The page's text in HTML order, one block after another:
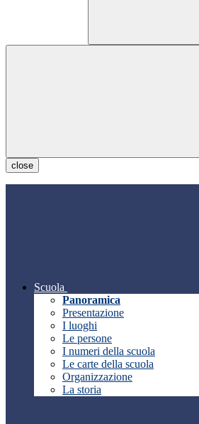
close
Scuola
Panoramica
Presentazione
I luoghi
Le persone
I numeri della scuola
Le carte della scuola
Organizzazione
La storia